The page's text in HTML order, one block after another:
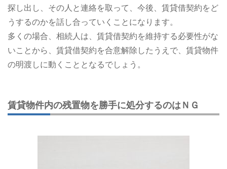
探し出し、その人と連絡を取って、今後、賃貸借契約をど
うするのかを話し合っていくことになります。
多くの場合、相続人は、賃貸借契約を維持する必要性がな
いことから、賃貸借契約を合意解除したうえで、賃貸物件
の明渡しに動くこととなるでしょう。
賃貸物件内の残置物を勝手に処分するのはＮＧ